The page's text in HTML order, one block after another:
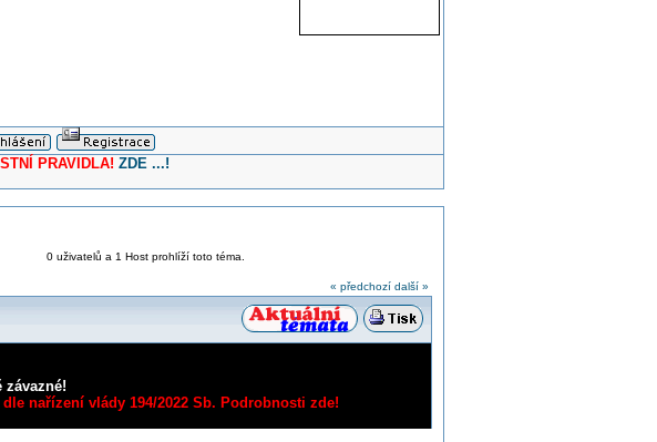
PRAVIDLA! ZDE ...!
0 uživatelů a 1 Host prohlíží toto téma.
« předchozí další »
závazné!
nařízení vlády 194/2022 Sb. Podrobnosti zde!